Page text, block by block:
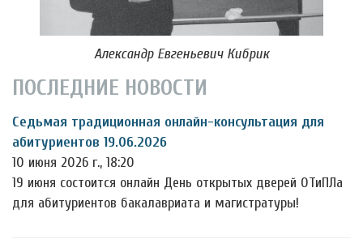
Александр Евгеньевич Кибрик
ПОСЛЕДНИЕ НОВОСТИ
Седьмая традиционная онлайн-консультация для
абитуриентов 19.06.2026
10 июня 2026 г., 18:20
19 июня состоится онлайн День открытых дверей ОТиПЛа
для абитуриентов бакалавриата и магистратуры!